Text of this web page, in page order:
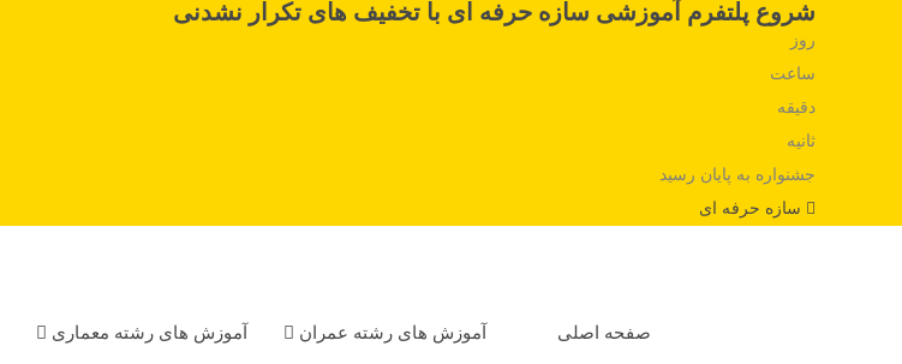
شروع پلتفرم آموزشی سازه حرفه ای با تخفیف های تکرار نشدنی
روز
ساعت
دقیقه
ثانیه
جشنواره به پایان رسید
سازه حرفه ای
صفحه اصلی آموزش های رشته عمران آموزش های رشته معماری